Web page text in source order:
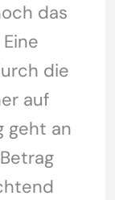
das
die
auf
geht an